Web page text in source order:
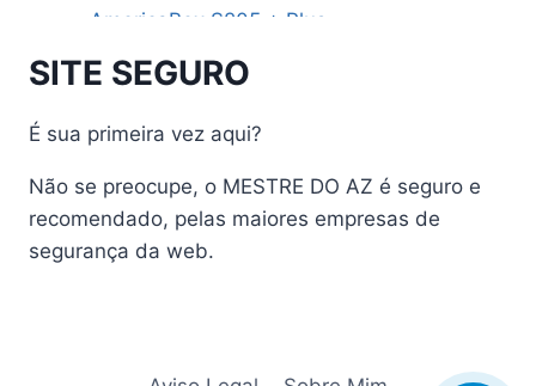
AmericaBox S205 + Plus
AmericaBox S305 GX
AmericaBox S305 Plus
AmericaBox S705
Athomics
Athomics Active Express Primeira
Athomics Eon UHD
SITE SEGURO
É sua primeira vez aqui?
Não se preocupe, o MESTRE DO AZ é seguro e
recomendado, pelas maiores empresas de
segurança da web.